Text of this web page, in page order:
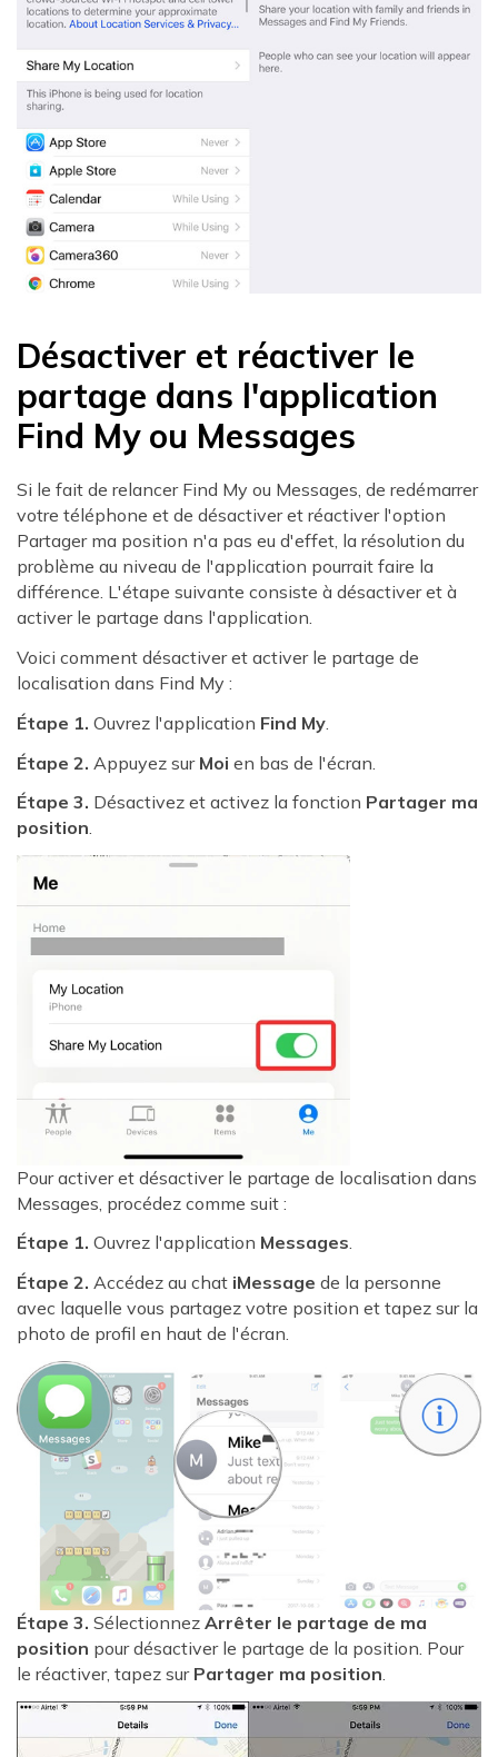
Désactiver et réactiver le
partage dans l'application
Find My ou Messages
Si le fait de relancer Find My ou Messages, de redémarrer
votre téléphone et de désactiver et réactiver l'option
Partager ma position n'a pas eu d'effet, la résolution du
problème au niveau de l'application pourrait faire la
différence. L'étape suivante consiste à désactiver et à
activer le partage dans l'application.
Voici comment désactiver et activer le partage de
localisation dans Find My :
Étape 1. Ouvrez l'application Find My
Étape 2. Appuyez sur Moi en bas de l'écran.
Étape 3. Désactivez et activez la fonction Partager ma
position.
Pour activer et désactiver le partage de localisation dans
Messages, procédez comme suit :
Étape 1. Ouvrez l'application Messages.
Étape 2. Accédez au chat iMessage de la personne
avec laquelle vous partagez votre position et tapez sur la
photo de profil en haut de l'écran.
Étape 3. Sélectionnez Arrêter le partage de ma
position pour désactiver le partage de la position. Pour
le réactiver, tapez sur Partager ma position.